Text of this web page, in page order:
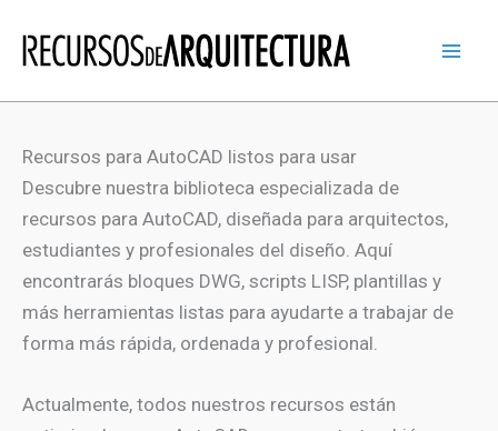
Recursos para AutoCAD listos para usar
Descubre nuestra biblioteca especializada de
recursos para AutoCAD, diseñada para arquitectos,
estudiantes y profesionales del diseño. Aquí
encontrarás bloques DWG, scripts LISP, plantillas y
más herramientas listas para ayudarte a trabajar de
forma más rápida, ordenada y profesional.
Actualmente, todos nuestros recursos están